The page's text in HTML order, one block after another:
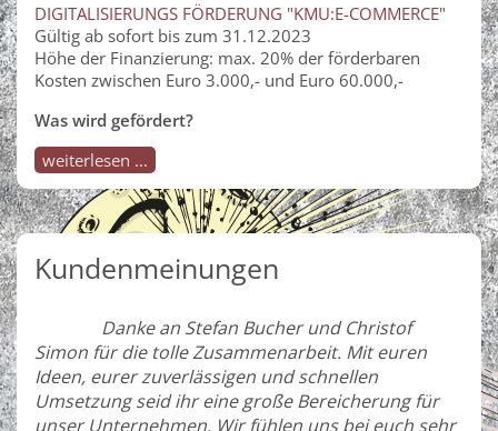
DIGITALISIERUNGS FÖRDERUNG "KMU:E-COMMERCE"
Gültig ab sofort bis zum 31.12.2023
Höhe der Finanzierung: max. 20% der förderbaren
Kosten zwischen Euro 3.000,- und Euro 60.000,-
Was wird gefördert?
weiterlesen ...
Kundenmeinungen
Danke an Stefan Bucher und Christof
Simon für die tolle Zusammenarbeit. Mit euren
Ideen, eurer zuverlässigen und schnellen
Umsetzung seid ihr eine große Bereicherung für
unser Unternehmen. Wir fühlen uns bei euch sehr